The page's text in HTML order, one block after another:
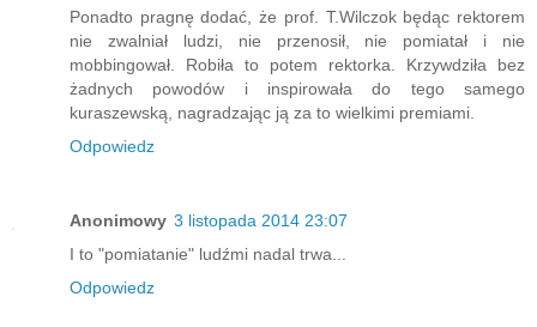
Ponadto pragnę dodać, że prof. T.Wilczok będąc rektorem
nie zwalniał ludzi, nie przenosił, nie pomiatał i nie
mobbingował. Robiła to potem rektorka. Krzywdziła bez
żadnych powodów i inspirowała do tego samego
kuraszewską, nagradzając ją za to wielkimi premiami.
Odpowiedz
Anonimowy 3 listopada 2014 23:07
I to "pomiatanie" ludźmi nadal trwa...
Odpowiedz